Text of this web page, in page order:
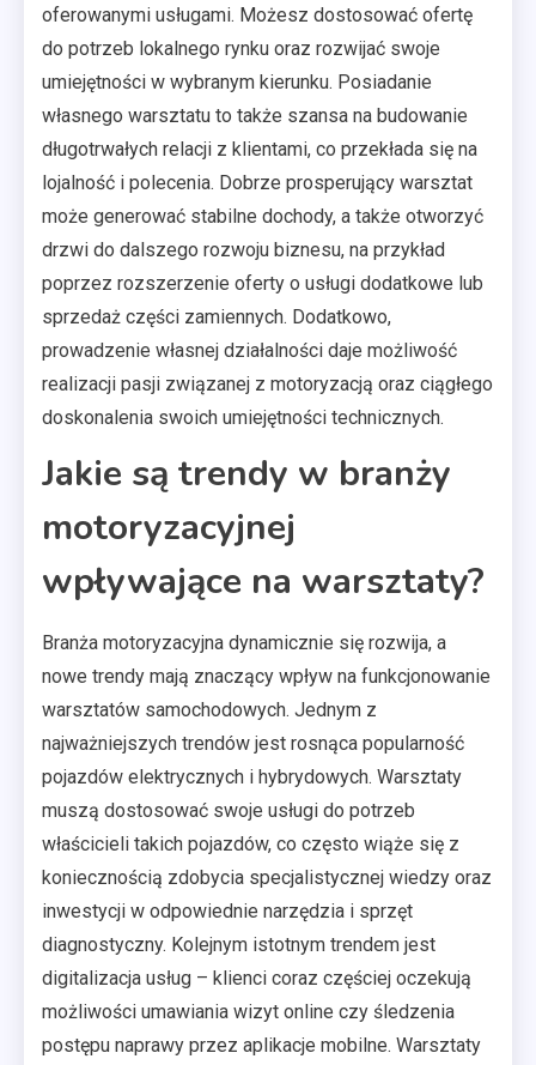
oferowanymi usługami. Możesz dostosować ofertę
do potrzeb lokalnego rynku oraz rozwijać swoje
umiejętności w wybranym kierunku. Posiadanie
własnego warsztatu to także szansa na budowanie
długotrwałych relacji z klientami, co przekłada się na
lojalność i polecenia. Dobrze prosperujący warsztat
może generować stabilne dochody, a także otworzyć
drzwi do dalszego rozwoju biznesu, na przykład
poprzez rozszerzenie oferty o usługi dodatkowe lub
sprzedaż części zamiennych. Dodatkowo,
prowadzenie własnej działalności daje możliwość
realizacji pasji związanej z motoryzacją oraz ciągłego
doskonalenia swoich umiejętności technicznych.
Jakie są trendy w branży
motoryzacyjnej
wpływające na warsztaty?
Branża motoryzacyjna dynamicznie się rozwija, a
nowe trendy mają znaczący wpływ na funkcjonowanie
warsztatów samochodowych. Jednym z
najważniejszych trendów jest rosnąca popularność
pojazdów elektrycznych i hybrydowych. Warsztaty
muszą dostosować swoje usługi do potrzeb
właścicieli takich pojazdów, co często wiąże się z
koniecznością zdobycia specjalistycznej wiedzy oraz
inwestycji w odpowiednie narzędzia i sprzęt
diagnostyczny. Kolejnym istotnym trendem jest
digitalizacja usług – klienci coraz częściej oczekują
możliwości umawiania wizyt online czy śledzenia
postępu naprawy przez aplikacje mobilne. Warsztaty